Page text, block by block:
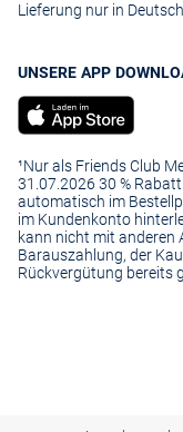
Lieferung nur in
UNSERE APP
¹Nur als Friends Club
31.07.2026 30 %
automatisch im
im Kundenkonto
kann nicht mit anderen
Barauszahlung, der
Rückvergütung bereits